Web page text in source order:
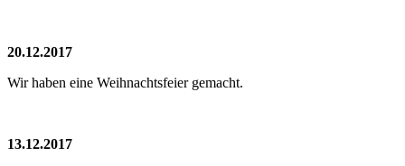
20.12.2017
Wir haben eine Weihnachtsfeier gemacht.
13.12.2017